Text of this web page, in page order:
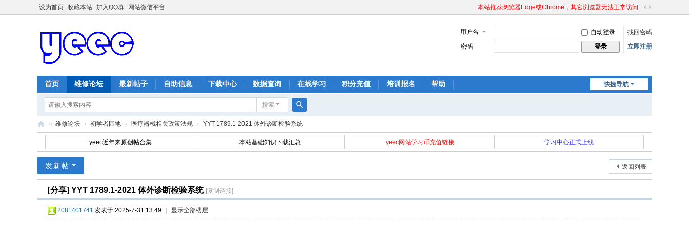
设为首页 收藏本站 加入QQ群 网站微信平台 本站推荐浏览器Edge或Chrome，其它浏览器无法正常访问
切
到
宽
用户名 自动登录
找回密码
密码
登录 立即注册
快捷导航
首页 维修论坛 最新帖子 自助信息 下载中心 数据查询 在线学习 积分充值 培训报名 帮助
搜索
搜
索
ec
网
» 维修论坛 › 初学者园地 › 医疗器械相关政策法规 › YYT 1789.1-2021 体外诊断检验系统
yeec近年来原创帖合集 本站基础知识下载汇总 yeec网站学习币充值链接 学习中心正式上线
返回列表
发新帖
[分享] YYT 1789.1-2021 体外诊断检验系统 [复制链接]
2081401741 发表于 2025-7-31 13:49 显示全部楼层